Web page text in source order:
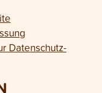
Daten­schutz­